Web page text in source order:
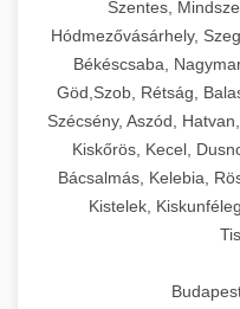
Szentes,
Hódmezővásárhely,
Békéscsaba,
Göd,Szob, Rétság,
Szécsény, Aszód,
Kiskőrös, Kecel,
Bácsalmás, Kelebia,
Kistelek,